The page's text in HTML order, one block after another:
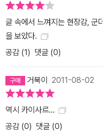
글 속에서 느껴지는 현장감, 군
을 보았다.
공감 (1) 댓글 (0)
거북이 2011-08-02
역시 카이사르...
공감 (0) 댓글 (0)